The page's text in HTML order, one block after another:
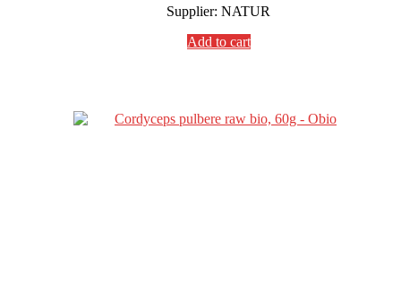
Supplier: NATUR
Add to cart